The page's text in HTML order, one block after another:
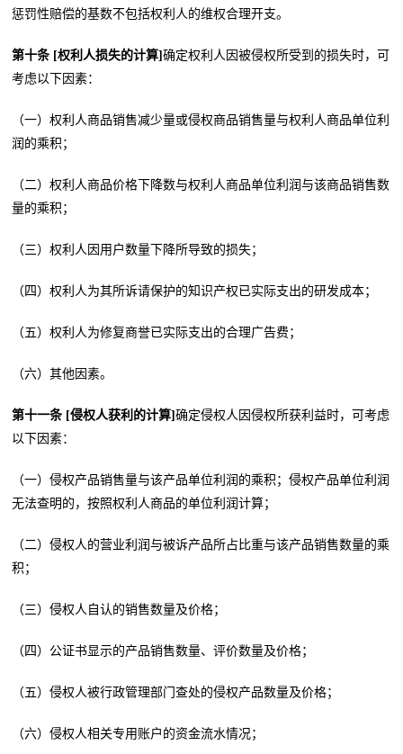
惩罚性赔偿的基数不包括权利人的维权合理开支。
第十条 [权利人损失的计算]确定权利人因被侵权所受到的损失时，可
考虑以下因素：
（一）权利人商品销售减少量或侵权商品销售量与权利人商品单位利
润的乘积；
（二）权利人商品价格下降数与权利人商品单位利润与该商品销售数
量的乘积；
（三）权利人因用户数量下降所导致的损失；
（四）权利人为其所诉请保护的知识产权已实际支出的研发成本；
（五）权利人为修复商誉已实际支出的合理广告费；
（六）其他因素。
第十一条 [侵权人获利的计算]确定侵权人因侵权所获利益时，可考虑
以下因素：
（一）侵权产品销售量与该产品单位利润的乘积；侵权产品单位利润
无法查明的，按照权利人商品的单位利润计算；
（二）侵权人的营业利润与被诉产品所占比重与该产品销售数量的乘
积；
（三）侵权人自认的销售数量及价格；
（四）公证书显示的产品销售数量、评价数量及价格；
（五）侵权人被行政管理部门查处的侵权产品数量及价格；
（六）侵权人相关专用账户的资金流水情况；